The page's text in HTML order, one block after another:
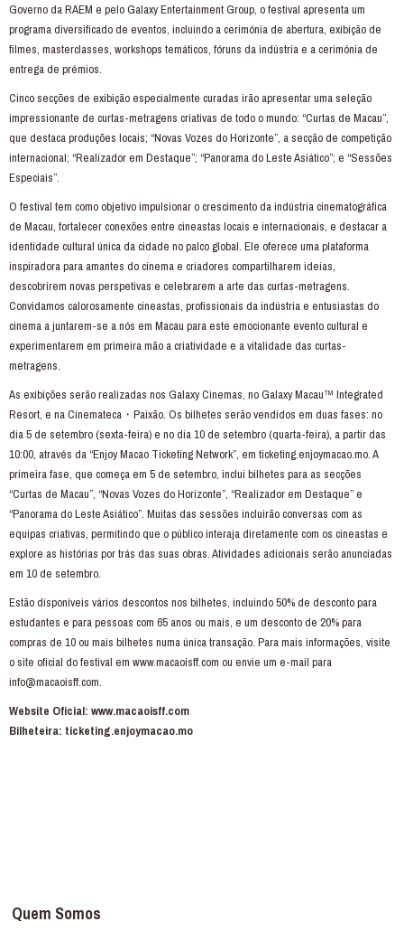
Governo da RAEM e pelo Galaxy Entertainment Group, o festival apresenta um
programa diversificado de eventos, incluindo a cerimónia de abertura, exibição de
filmes, masterclasses, workshops temáticos, fóruns da indústria e a cerimónia de
entrega de prémios.
Cinco secções de exibição especialmente curadas irão apresentar uma seleção
impressionante de curtas-metragens criativas de todo o mundo: “Curtas de Macau”,
que destaca produções locais; “Novas Vozes do Horizonte”, a secção de competição
internacional; “Realizador em Destaque”; “Panorama do Leste Asiático”; e “Sessões
Especiais”.
O festival tem como objetivo impulsionar o crescimento da indústria cinematográfica
de Macau, fortalecer conexões entre cineastas locais e internacionais, e destacar a
identidade cultural única da cidade no palco global. Ele oferece uma plataforma
inspiradora para amantes do cinema e criadores compartilharem ideias,
descobrirem novas perspetivas e celebrarem a arte das curtas-metragens.
Convidamos calorosamente cineastas, profissionais da indústria e entusiastas do
cinema a juntarem-se a nós em Macau para este emocionante evento cultural e
experimentarem em primeira mão a criatividade e a vitalidade das curtas-
metragens.
As exibições serão realizadas nos Galaxy Cinemas, no Galaxy Macau™ Integrated
Resort, e na Cinemateca・Paixão. Os bilhetes serão vendidos em duas fases: no
dia 5 de setembro (sexta-feira) e no dia 10 de setembro (quarta-feira), a partir das
10:00, através da “Enjoy Macao Ticketing Network”, em ticketing.enjoymacao.mo. A
primeira fase, que começa em 5 de setembro, inclui bilhetes para as secções
“Curtas de Macau”, “Novas Vozes do Horizonte”, “Realizador em Destaque” e
“Panorama do Leste Asiático”. Muitas das sessões incluirão conversas com as
equipas criativas, permitindo que o público interaja diretamente com os cineastas e
explore as histórias por trás das suas obras. Atividades adicionais serão anunciadas
em 10 de setembro.
Estão disponíveis vários descontos nos bilhetes, incluindo 50% de desconto para
estudantes e para pessoas com 65 anos ou mais, e um desconto de 20% para
compras de 10 ou mais bilhetes numa única transação. Para mais informações, visite
o site oficial do festival em www.macaoisff.com ou envie um e-mail para
info@macaoisff.com.
Website Oficial: www.macaoisff.com
Bilheteira: ticketing.enjoymacao.mo
Quem Somos